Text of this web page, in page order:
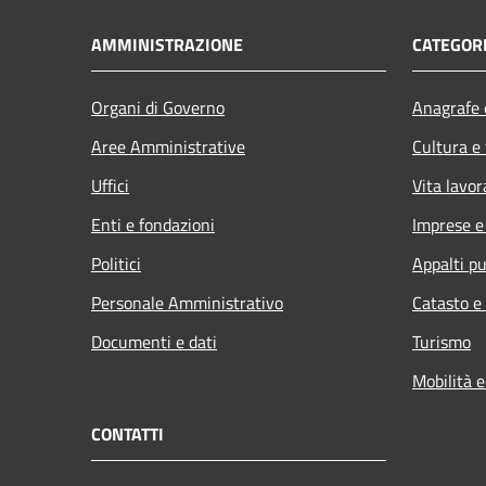
AMMINISTRAZIONE
Organi di Governo
Aree Amministrative
Uffici
Enti e fondazioni
Politici
Personale Amministrativo
Documenti e dati
Cultura
Vita
Imprese
Appalti
Catasto
Turismo
Mobilità
CONTATTI